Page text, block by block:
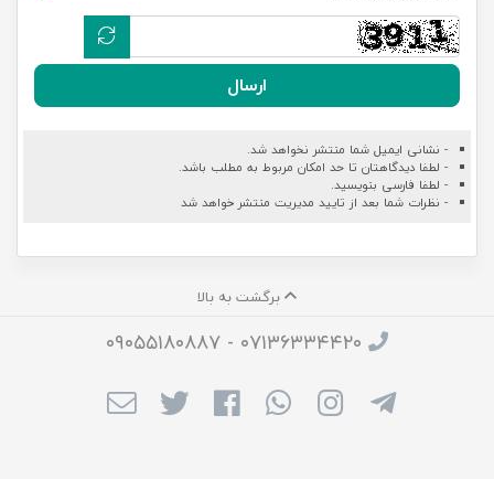
ارسال
- نشانی ایمیل شما منتشر نخواهد شد.
- لطفا دیدگاهتان تا حد امکان مربوط به مطلب باشد.
- لطفا فارسی بنویسید.
- نظرات شما بعد از تایید مدیریت منتشر خواهد شد
برگشت به بالا
۰۷۱۳۶۳۳۴۴۲۰ - ۰۹۰۵۵۱۸۰۸۸۷